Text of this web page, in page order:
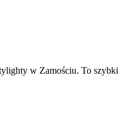
w Zamościu. To szybki